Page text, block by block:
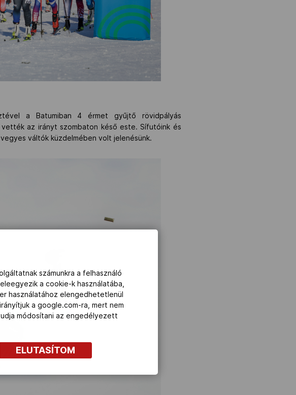
a Batumiban 4 érmet gyűjtő rövidpályás
az irányt szombaton késő este. Sífutóink és
váltók küzdelmében volt jelenésünk.
számunkra a felhasználó
a cookie-k használatába,
használatához elengedhetetlenül
a google.com-ra, mert nem
módosítani az engedélyezett
ELUTASÍTOM